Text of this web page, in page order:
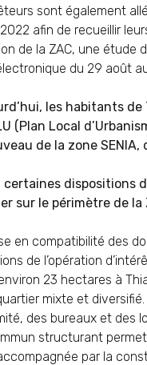
sont également
afin de recueillir
de la ZAC, une étude
du 29 août
les habitants
(Plan Local
de la zone
certaines dispositions
sur le périmètre de la
en compatibilité des
de l’opération
23 hectares à
mixte et
des bureaux et des
structurant
par la